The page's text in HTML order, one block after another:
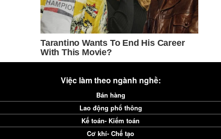
Việc làm theo ngành nghề:
Bán hàng
Lao động phổ thông
Kế toán- Kiểm toán
Cơ khí- Chế tạo